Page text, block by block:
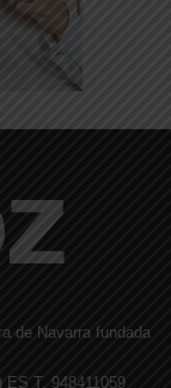
de Navarra fundada
ES T. 948411059